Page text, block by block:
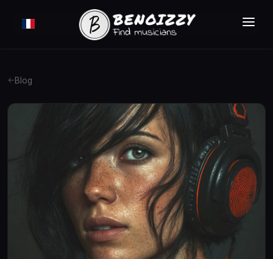
CONNEXION
INSCRIPTION GRATUITE
Blog